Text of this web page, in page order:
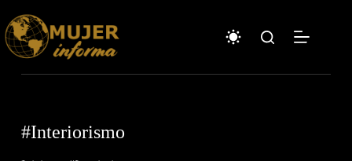
contenido
#Interiorismo